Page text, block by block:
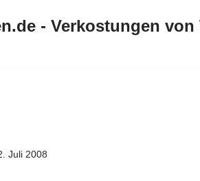
- Verkostungen von
Juli 2008